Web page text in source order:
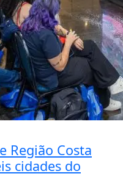
Região Costa
cidades do